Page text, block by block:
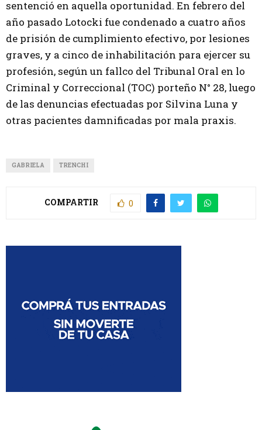
sentenció en aquella oportunidad. En febrero del
año pasado Lotocki fue condenado a cuatro años
de prisión de cumplimiento efectivo, por lesiones
graves, y a cinco de inhabilitación para ejercer su
profesión, según un fallco del Tribunal Oral en lo
Criminal y Correccional (TOC) porteño N° 28, luego
de las denuncias efectuadas por Silvina Luna y
otras pacientes damnificadas por mala praxis.
GABRIELA TRENCHI
COMPARTIR 0